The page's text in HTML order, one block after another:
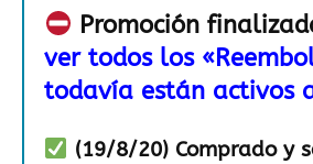
Promoción
ver todos los
todavía están activos
(19/8/20) Comprado y